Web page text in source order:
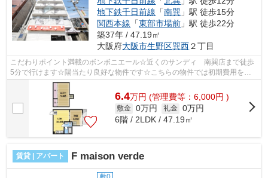
地下鉄千日前線 「南巽 」駅 徒歩15分
関西本線 「東部市場前 」駅 徒歩22分
築37年 / 47.19㎡
大阪府大阪市生野区巽西２丁目
こだわりポイント満載のボンボニエール☆近くのサンディ 南巽店まで徒歩
5分で行けます☆陽当たり良好な物件です☆こちらの物件では初期費用をカ
ードでお支払いいただけます☆当社スタッフ...
6.4万円 (管理費等：6,000円 )
敷金 0万円 礼金 0万円
6階 / 2LDK / 47.19㎡
賃貸 | アパート F maison verde